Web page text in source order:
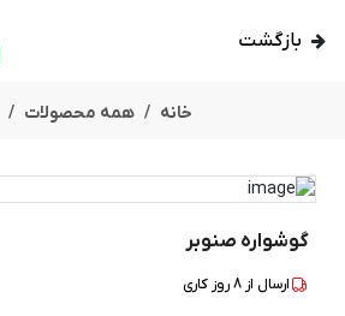
بازگشت
خانه همه محصولات
گوشواره صنوبر
ارسال از 8روز کاری